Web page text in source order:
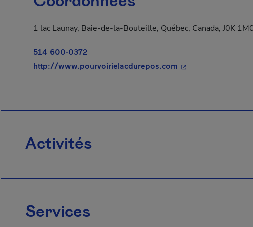
1 lac Launay, Baie-de-la-Bouteille, Québec, Canada, J0K 1M0
514 600-0372
http://www.pourvoirielacdurepos.com - Cet hyperlien
Activités
Services